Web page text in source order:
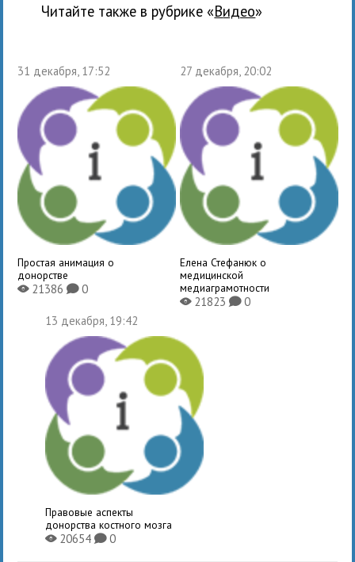
Читайте также в рубрике « Видео»
31 декабря, 17:52
Простая анимация о
донорстве
X21386K0
27 декабря, 20:02
Елена Стефанюк о
медицинской
медиаграмотности
X21823 K0
13 декабря, 19:42
Правовые аспекты
донорства костного мозга
X20654K0